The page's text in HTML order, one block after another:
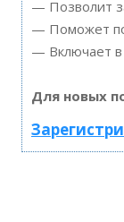
— Позволит
— Поможет
— Включает в
Для новых